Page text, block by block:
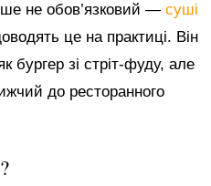
не обов’язковий — суші
це на практиці. Він
бургер зі стріт-фуду, але
до ресторанного